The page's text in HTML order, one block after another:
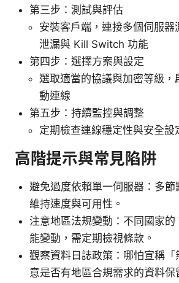
第三步：測試與評估
安裝客戶端，連接多個伺服器
泄漏與 Kill Switch 功能
第四步：選擇方案與設定
選取適當的協議與加密等級，
動連線
第五步：持續監控與調整
定期檢查連線穩定性與安全設
高階提示與常見陷阱
避免過度依賴單一伺服器：多
維持速度與可用性。
注意地區法規變動：不同國家
能變動，需定期檢視條款。
觀察資料日誌政策：哪怕宣稱「
意是否有地區合規需求的資料保